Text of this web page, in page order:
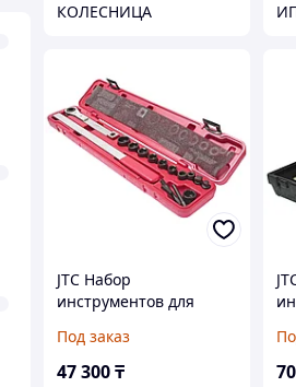
КОЛЕСНИЦА
JTC Набор
инструментов для
ремней 4 предмета
универсальный в кейсе
Под заказ
47 300₸